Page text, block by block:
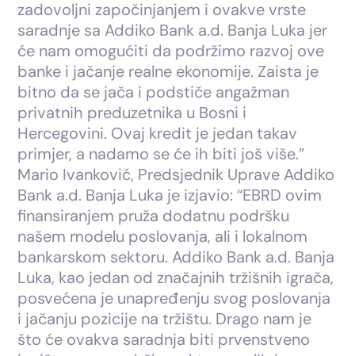
zadovoljni započinjanjem i ovakve vrste
saradnje sa Addiko Bank a.d. Banja Luka jer
će nam omogućiti da podržimo razvoj ove
banke i jačanje realne ekonomije. Zaista je
bitno da se jača i podstiče angažman
privatnih preduzetnika u Bosni i
Hercegovini. Ovaj kredit je jedan takav
primjer, a nadamo se će ih biti još više.”
Mario Ivanković, Predsjednik Uprave Addiko
Bank a.d. Banja Luka je izjavio: “EBRD ovim
finansiranjem pruža dodatnu podršku
našem modelu poslovanja, ali i lokalnom
bankarskom sektoru. Addiko Bank a.d. Banja
Luka, kao jedan od značajnih tržišnih igrača,
posvećena je unapređenju svog poslovanja
i jačanju pozicije na tržištu. Drago nam je
što će ovakva saradnja biti prvenstveno